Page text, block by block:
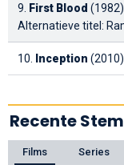
9. First Blood (1982)
Alternatieve titel:
10. Inception (2010)
Recente
Films Series